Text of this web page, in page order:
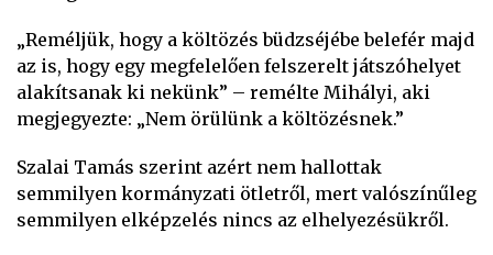
„Reméljük, hogy a költözés büdzséjébe belefér majd
az is, hogy egy megfelelően felszerelt játszóhelyet
alakítsanak ki nekünk” – remélte Mihályi, aki
megjegyezte: „Nem örülünk a költözésnek.”
Szalai Tamás szerint azért nem hallottak
semmilyen kormányzati ötletről, mert valószínűleg
semmilyen elképzelés nincs az elhelyezésükről.